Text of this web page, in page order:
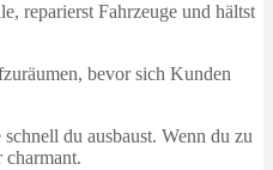
reparierst Fahrzeuge und hältst
bevor sich Kunden
du ausbaust. Wenn du zu